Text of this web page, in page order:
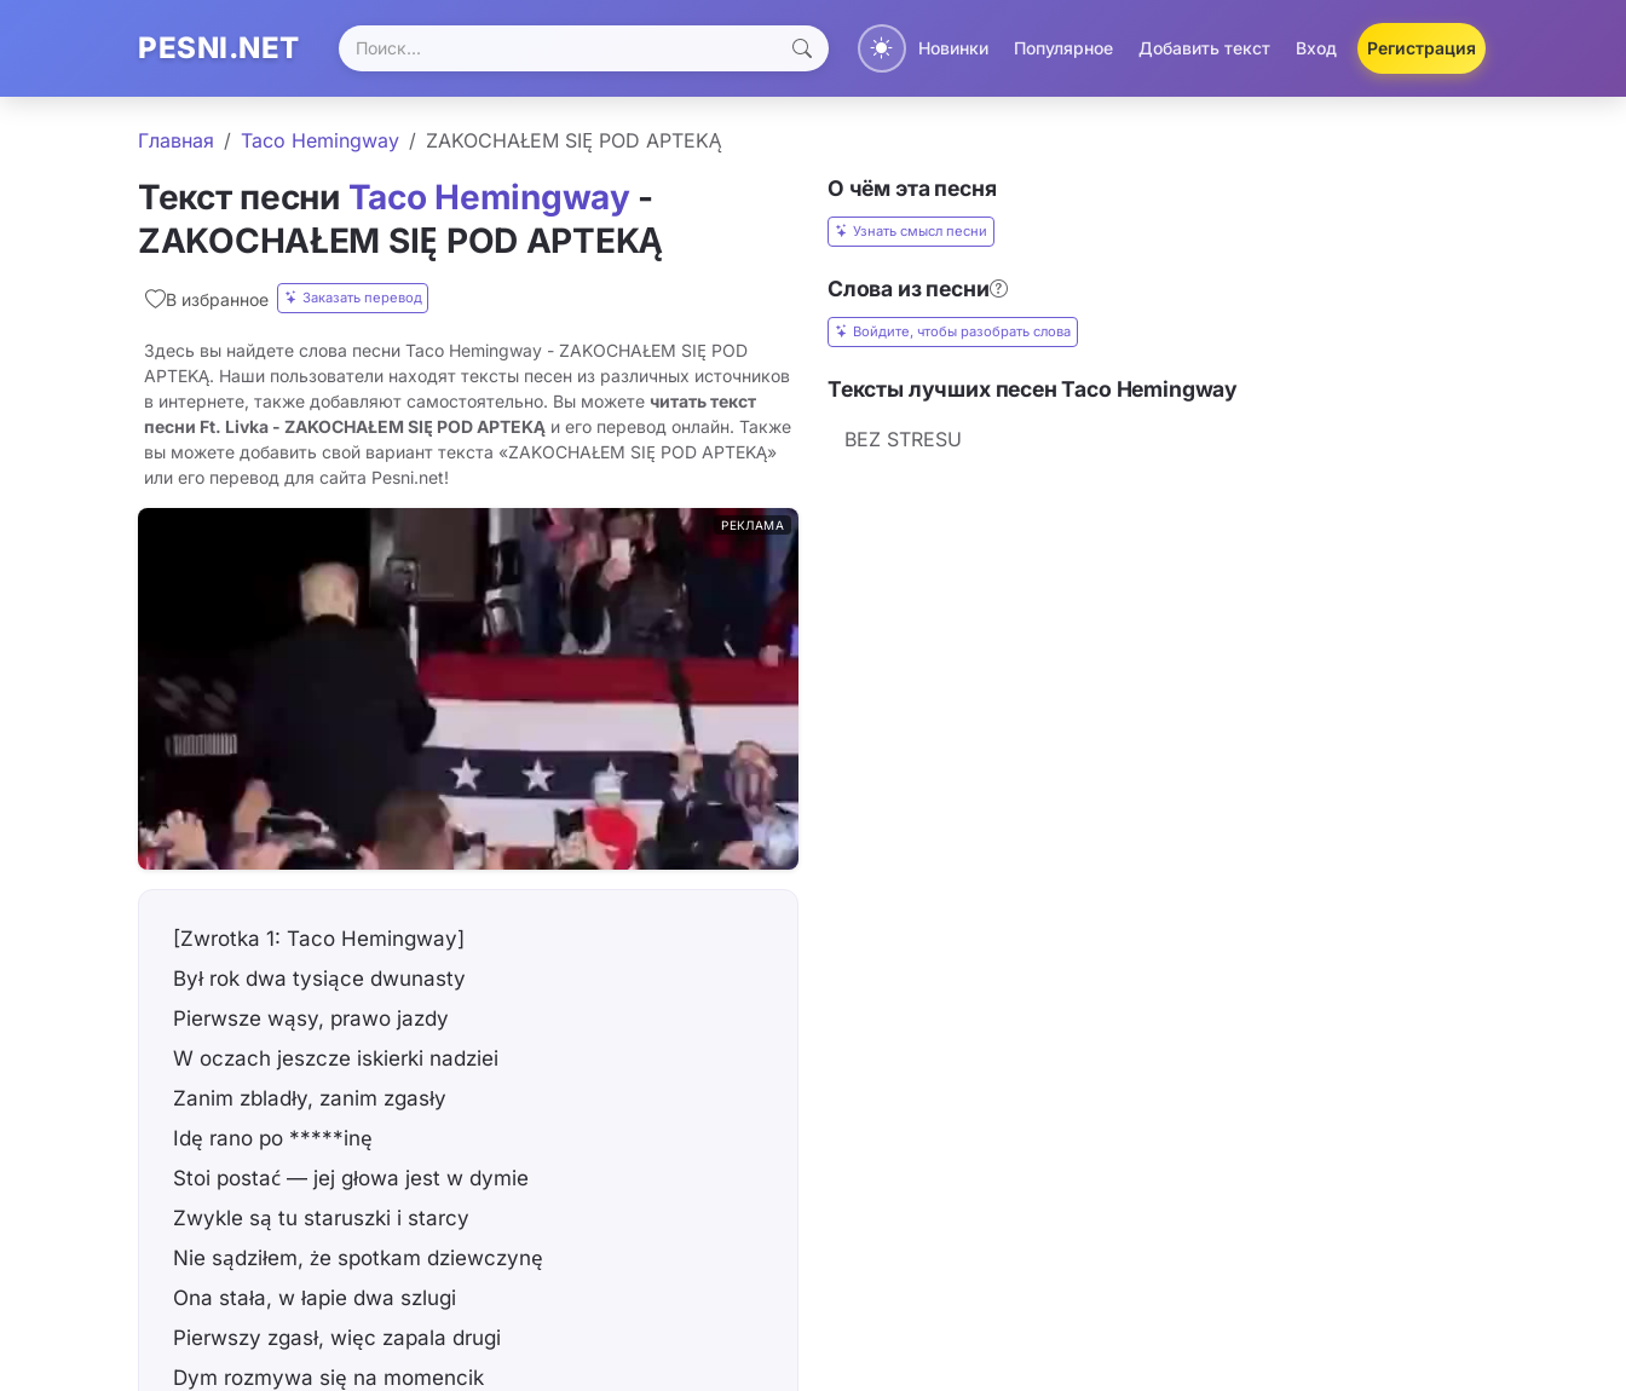
PESNI.NET Новинки Популярное Добавить текст Вход Регистрация
Главная Taco Hemingway ZAKOCHAŁEM SIĘ POD APTEKĄ
Текст песни Taco Hemingway-
ZAKOCHAŁEM SIĘ POD APTEKĄ
В избранное Заказать перевод
Здесь вы найдете слова песни Taco Hemingway - ZAKOCHAŁEM SIĘ POD
APTEKĄ. Наши пользователи находят тексты песен из различных источников
в интернете, также добавляют самостоятельно. Вы можете читать текст
песни Ft. Livka - ZAKOCHAŁEM SIĘ POD APTEKĄ и его перевод онлайн. Также
вы можете добавить свой вариант текста «ZAKOCHAŁEM SIĘ POD APTEKĄ»
или его перевод для сайта Pesni.net!
РЕКЛАМА
[Zwrotka 1: Taco Hemingway]
Był rok dwa tysiące dwunasty
Pierwsze wąsy, prawo jazdy
W oczach jeszcze iskierki nadziei
Zanim zbladły, zanim zgasły
Idę rano po *****inę
Stoi postać — jej głowa jest w dymie
Zwykle są tu staruszki i starcy
Nie sądziłem, że spotkam dziewczynę
Ona stała, w łapie dwa szlugi
Pierwszy zgasł, więc zapala drugi
Dym rozmywa się na momencik
О чём эта песня
Узнать смысл песни
Слова из песни
Войдите, чтобы разобрать слова
Тексты лучших песен Taco Hemingway
BEZ STRESU